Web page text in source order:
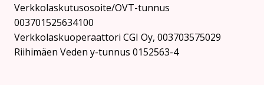
Verkkolaskutusosoite/OVT-tunnus
003701525634100
Verkkolaskuoperaattori CGI Oy, 003703575029
Riihimäen Veden y-tunnus 0152563-4